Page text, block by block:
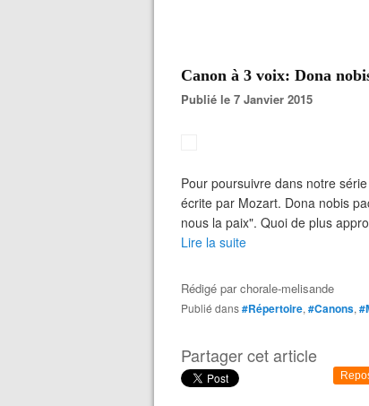
Canon à 3 voix: Dona
Publié le 7 Janvier 2015
Pour poursuivre dans notre
écrite par Mozart. Dona nobis
nous la paix". Quoi de plus
Lire la suite
Rédigé parchorale-melisande
Publié dans#Répertoire, #Canons,
Partager cet article